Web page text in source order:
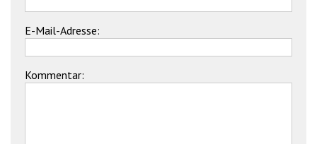
E-Mail-Adresse:
Kommentar: